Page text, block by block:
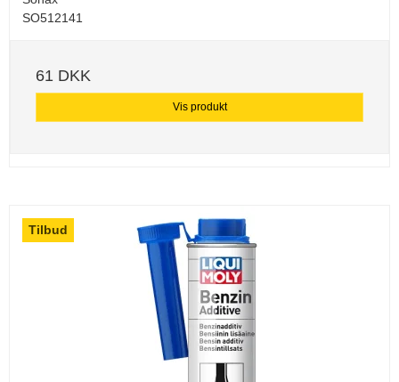
SO512141
61 DKK
Vis produkt
Tilbud